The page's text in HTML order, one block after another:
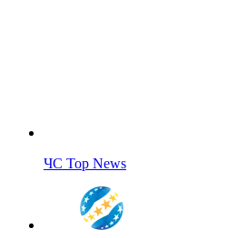
ЧС Top News